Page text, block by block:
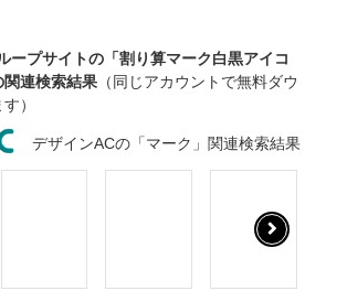
ープサイトの「割り算マーク白黒アイコ
関連検索結果 （同じアカウントで無料ダウ
）
デザインACの「マーク」関連検索結果